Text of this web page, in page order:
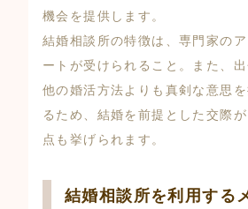
機会を提供します。
結婚相談所の特徴は、専門家の
ートが受けられること。また、
他の婚活方法よりも真剣な意思
るため、結婚を前提とした交際
点も挙げられます。
結婚相談所を利用する